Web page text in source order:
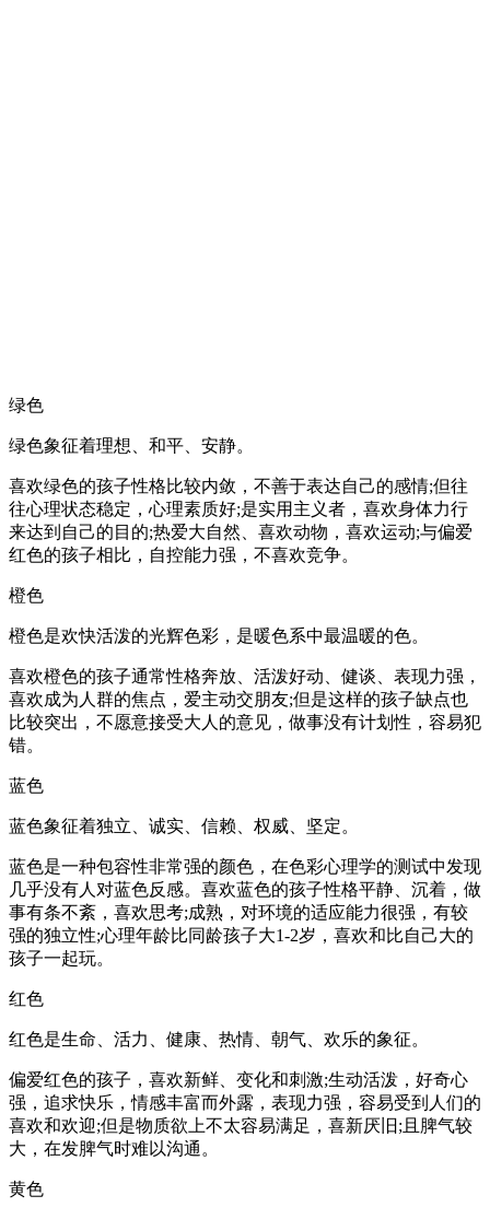
绿色
绿色象征着理想、和平、安静。
喜欢绿色的孩子性格比较内敛，不善于表达自己的感情;但往
往心理状态稳定，心理素质好;是实用主义者，喜欢身体力行
来达到自己的目的;热爱大自然、喜欢动物，喜欢运动;与偏爱
红色的孩子相比，自控能力强，不喜欢竞争。
橙色
橙色是欢快活泼的光辉色彩，是暖色系中最温暖的色。
喜欢橙色的孩子通常性格奔放、活泼好动、健谈、表现力强，
喜欢成为人群的焦点，爱主动交朋友;但是这样的孩子缺点也
比较突出，不愿意接受大人的意见，做事没有计划性，容易犯
错。
蓝色
蓝色象征着独立、诚实、信赖、权威、坚定。
蓝色是一种包容性非常强的颜色，在色彩心理学的测试中发现
几乎没有人对蓝色反感。喜欢蓝色的孩子性格平静、沉着，做
事有条不紊，喜欢思考;成熟，对环境的适应能力很强，有较
强的独立性;心理年龄比同龄孩子大1-2岁，喜欢和比自己大的
孩子一起玩。
红色
红色是生命、活力、健康、热情、朝气、欢乐的象征。
偏爱红色的孩子，喜欢新鲜、变化和刺激;生动活泼，好奇心
强，追求快乐，情感丰富而外露，表现力强，容易受到人们的
喜欢和欢迎;但是物质欲上不太容易满足，喜新厌旧;且脾气较
大，在发脾气时难以沟通。
黄色